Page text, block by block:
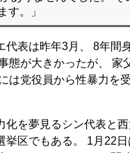
す。」
表は昨年3月、 8年間
態が大きかったが、 家
は党役員から性暴力を
を夢見るシン代表と西
区でもある。 1月22